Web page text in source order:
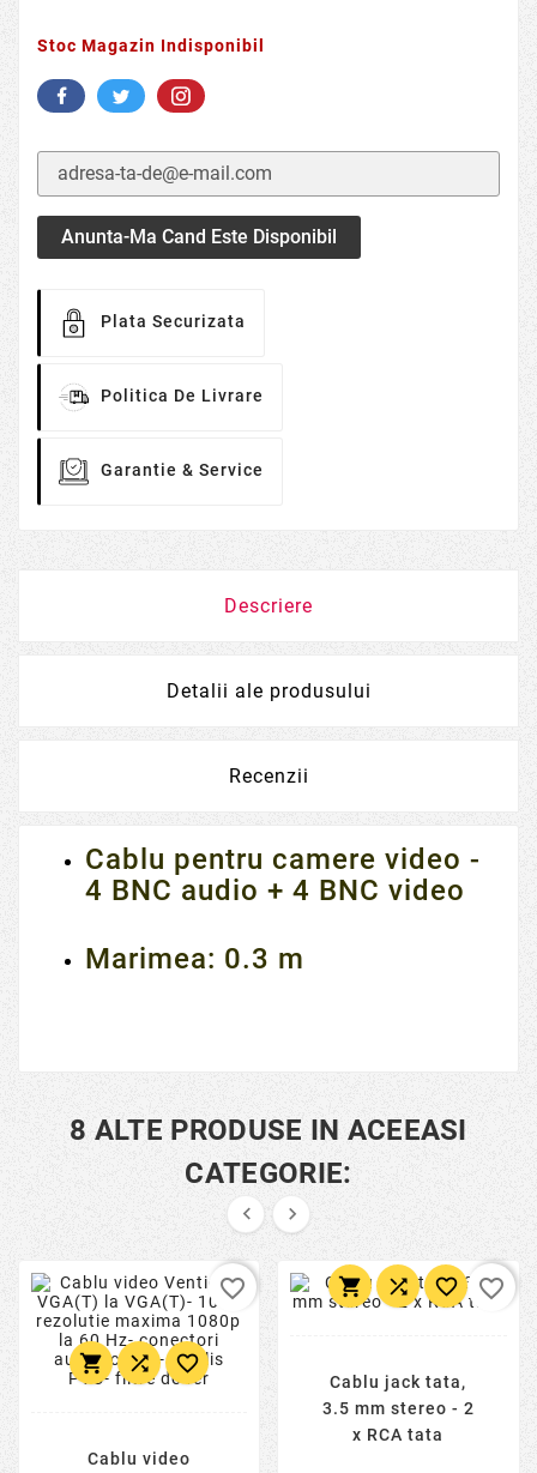
Stoc Magazin Indisponibil
Anunta-Ma Cand Este Disponibil
Plata Securizata
Politica De Livrare
Garantie & Service
Descriere
Detalii ale produsului
Recenzii
Cablu pentru camere video -
4 BNC audio + 4 BNC video
Marimea: 0.3 m
8 ALTE PRODUSE IN ACEEASI
CATEGORIE:
 
  
Cablu video
favorite_border   
Cablu jack tata,
3.5 mm stereo - 2
x RCA tata
favorite_border